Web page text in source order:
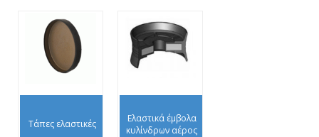
Τάπες ελαστικές
Ελαστικά έμβολα
κυλίνδρων αέρος